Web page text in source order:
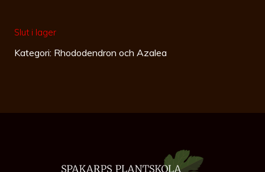
Slut i lager
Kategori: Rhododendron och Azalea